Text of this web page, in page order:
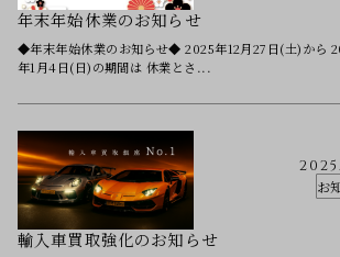
年末年始休業のお知らせ
◆年末年始休業のお知らせ◆ 2025年12月27日(土)から
年1月4日(日)の期間は 休業とさ...
お
輸入車買取強化のお知らせ